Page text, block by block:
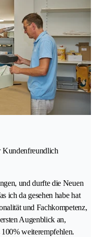
Kundenfreundlich
und durfte die Neuen
ich da gesehen habe hat
und Fachkompetenz,
Augenblick an,
weiterempfehlen.